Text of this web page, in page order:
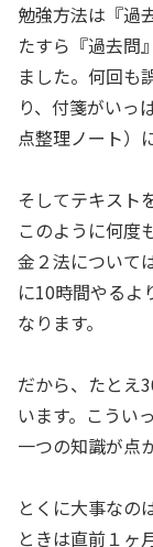
勉強方法は『過
たすら『過去問
ました。何回も
り、付箋がいっ
点整理ノート）
そしてテキスト
このように何度
金２法について
に10時間やるよ
なります。
だから、たとえ
います。こうい
一つの知識が点
とくに大事なの
ときは直前１ヶ